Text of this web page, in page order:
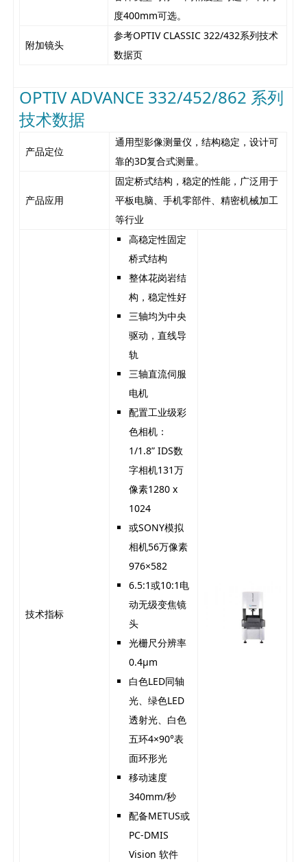
度400mm可选。
附加镜头
参考OPTIV CLASSIC 322/432系列技术
数据页
OPTIV ADVANCE 332/452/862 系列
技术数据
产品定位
通用型影像测量仪，结构稳定，设计可
靠的3D复合式测量。
产品应用
固定桥式结构，稳定的性能，广泛用于
平板电脑、手机零部件、精密机械加工
等行业
技术指标
高稳定性固定
桥式结构
整体花岗岩结
构，稳定性好
三轴均为中央
驱动，直线导
轨
三轴直流伺服
电机
配置工业级彩
色相机：
1/1.8” IDS数
字相机131万
像素1280 x
1024
或SONY模拟
相机56万像素
976×582
6.5:1或10:1电
动无级变焦镜
头
光栅尺分辨率
0.4μm
白色LED同轴
光、绿色LED
透射光、白色
五环4×90°表
面环形光
移动速度
340mm/秒
配备METUS或
PC-DMIS
Vision 软件